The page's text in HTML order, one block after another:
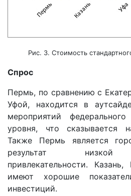
Рис. 3. Стоимость
Спрос
Пермь, по сравнению с
Уфой, находится в
мероприятий
уровня, что сказывается
Также Пермь является
результат низкой
привлекательности.
имеют хорошие
инвестиций.